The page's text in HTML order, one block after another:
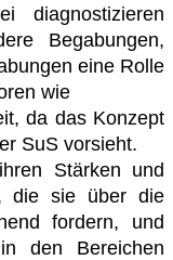
diagnostizieren
Begabungen,
eine Rolle
wie
da das Konzept
SuS vorsieht.
Stärken und
die sie über die
fordern, und
den Bereichen